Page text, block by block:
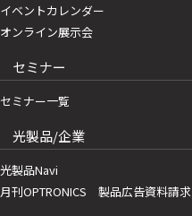
イベントカレンダー
オンライン展示会
セミナー
セミナー一覧
光製品/企業
光製品Navi
月刊OPTRONICS 製品広告資料請求